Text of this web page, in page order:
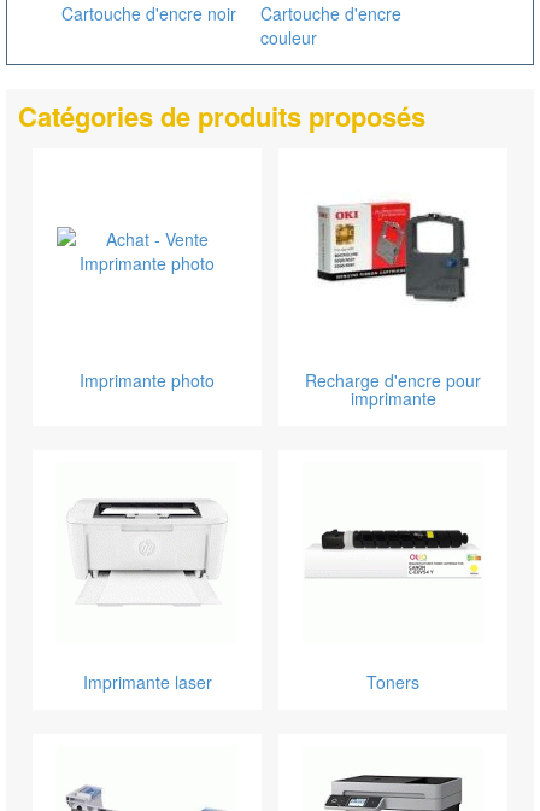
Cartouche d'encre noir
Cartouche d'encre
couleur
Catégories de produits proposés
Imprimante photo Recharge d'encre pour
imprimante
Imprimante laser Toners